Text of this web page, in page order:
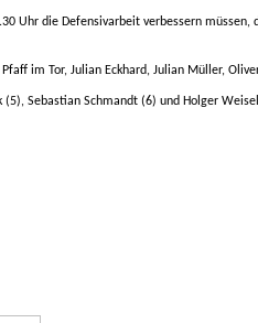
Uhr die Defensivarbeit verbessern
Pfaff im Tor, Julian Eckhard, Julian Müller,
Sebastian Schmandt (6) und Holger